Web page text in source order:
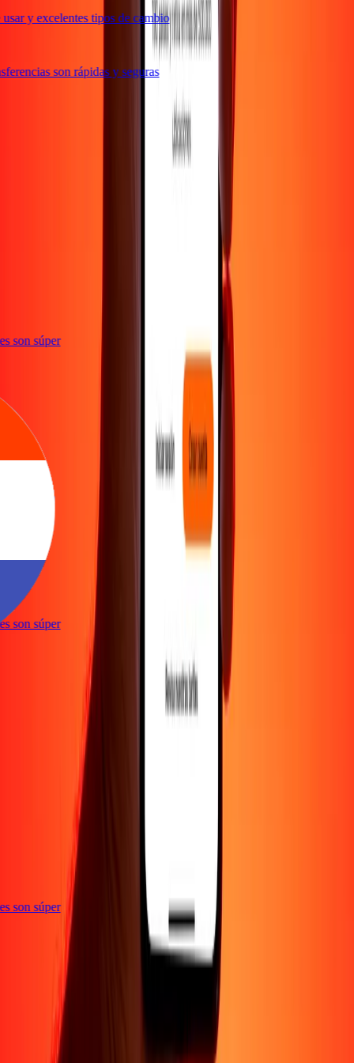
y excelentes tipos de cambio
son rápidas y seguras
son súper
son súper
son súper
Blog Corporativo